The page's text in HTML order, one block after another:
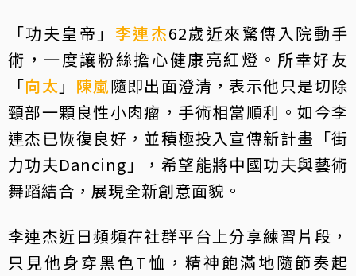
「功夫皇帝」 李連杰62歲近來驚傳入院動手
術，一度讓粉絲擔心健康亮紅燈。所幸好友
「向太 」 陳嵐隨即出面澄清，表示他只是切除
頸部一顆良性小肉瘤，手術相當順利。如今李
連杰已恢復良好，並積極投入宣傳新計畫「街
力功夫Dancing」，希望能將中國功夫與藝術
舞蹈結合，展現全新創意面貌。
李連杰近日頻頻在社群平台上分享練習片段，
只見他身穿黑色T恤，精神飽滿地隨節奏起